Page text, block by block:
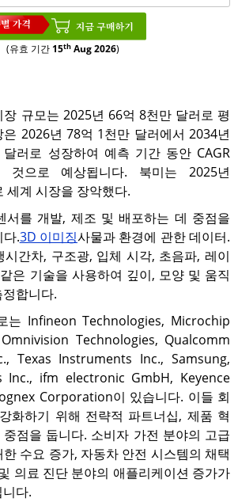
(유효 기간 15th Aug 2026)
규모는 2025년 66억 8천만 달러로 평
은 2026년 78억 1천만 달러에서 2034년
러로 성장하여 예측 기간 동안 CAGR
것으로 예상됩니다. 북미는 2025년
세계 시장을 장악했다.
서를 개발, 제조 및 배포하는 데 중점을
.3D 이미징사물과 환경에 관한 데이터.
시간차, 구조광, 입체 시각, 초음파, 레이
은 기술을 사용하여 깊이, 모양 및 움직
합니다.
는 Infineon Technologies, Microchip
Technologies, Qualcomm
Texas Instruments Inc., Samsung,
Inc., ifm electronic GmbH, Keyence
Corporation이 있습니다. 이들 회
화하기 위해 전략적 파트너십, 제품 혁
점을 둡니다. 소비자 가전 분야의 고급
수요 증가, 자동차 안전 시스템의 채택
의료 진단 분야의 애플리케이션 증가가
다.